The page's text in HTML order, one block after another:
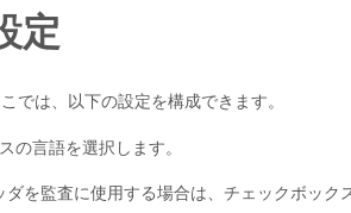
定
では、以下の設定を構成できます。
の言語を選択します。
ダを監査に使用する場合は、チェックボック